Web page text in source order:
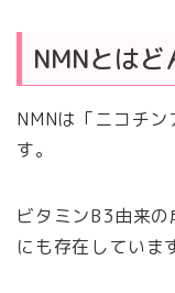
NMNとはど
NMNは「ニコチ
す。
ビタミンB3由来
にも存在していま